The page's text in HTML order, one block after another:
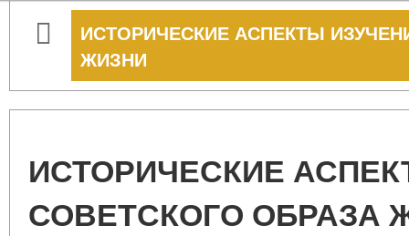
ИСТОРИЧЕСКИЕ АСПЕКТЫ
ЖИЗНИ
ИСТОРИЧЕСКИЕ
СОВЕТСКОГО ОБРАЗА